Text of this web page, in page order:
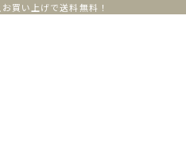
買い上げで送料無料！